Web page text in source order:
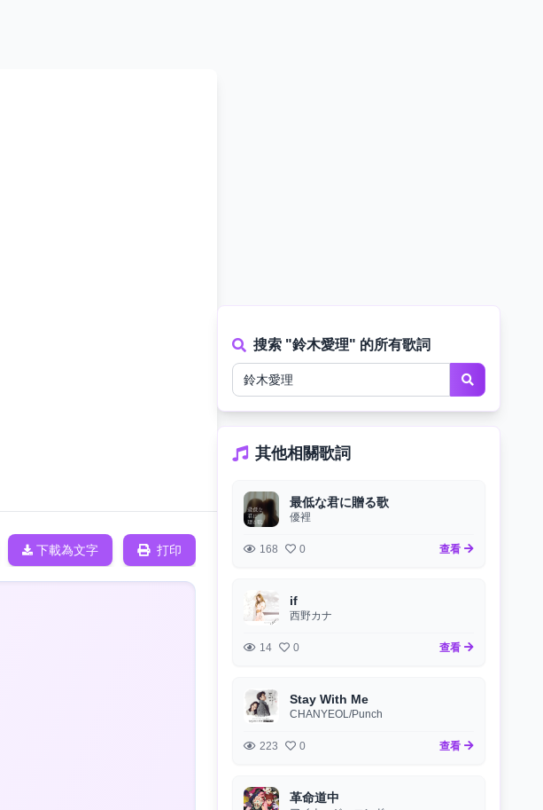
下載為文字 打印
搜索 "鈴木愛理" 的所有歌詞
其他相關歌詞
最低な君に贈る歌
優裡
168 0 查看
if
西野カナ
14 0 查看
Stay With Me
CHANYEOL/Punch
223 0 查看
革命道中